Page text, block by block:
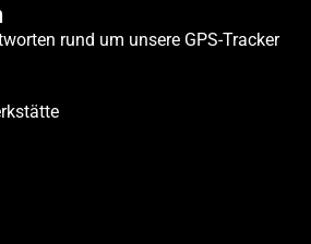
rund um unsere GPS-Tracker